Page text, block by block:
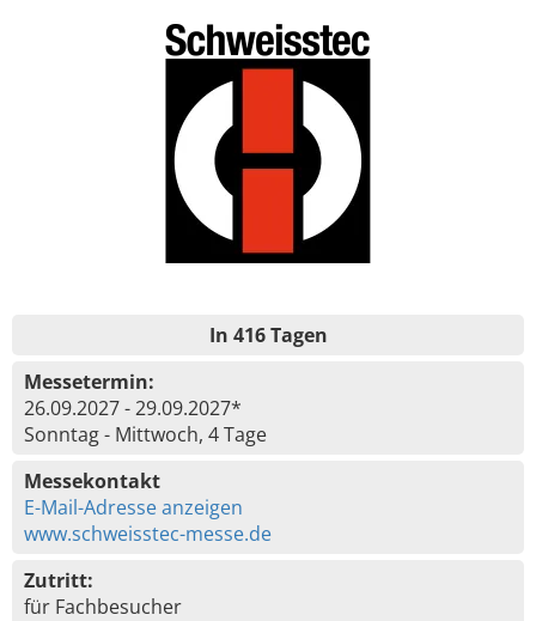
In 416 Tagen
Messetermin:
26.09.2027 - 29.09.2027*
Sonntag - Mittwoch, 4 Tage
Messekontakt
E-Mail-Adresse anzeigen
www.schweisstec-messe.de
Zutritt:
für Fachbesucher